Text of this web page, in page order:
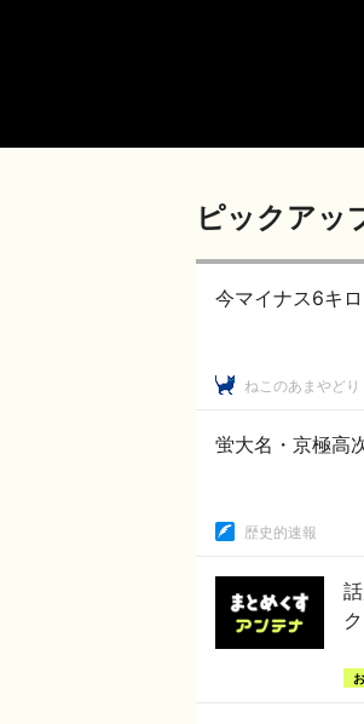
ピックアッ
今マイナス6キ
ねこのあまやど
蛍大名・京極高
歴史的速報
ク